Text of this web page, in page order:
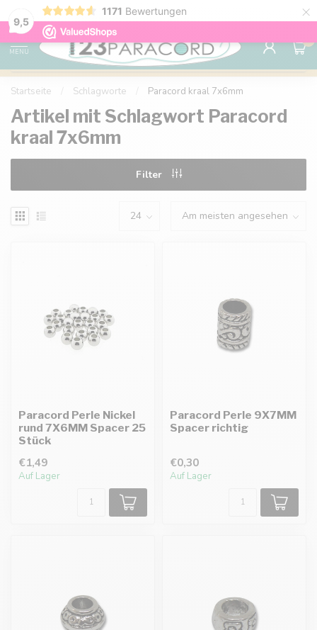
9,5
1171 Bewertungen ×
Kostenlose Lieferung nach Hause ab 150 €
MENU
0
Startseite Schlagworte Paracord kraal 7x6mm
Artikel mit Schlagwort Paracord
kraal 7x6mm
Filter
Paracord Perle Nickel
rund 7X6MM Spacer 25
Stück
€1,49
Auf Lager
Paracord Perle 9X7MM
Spacer richtig
€0,30
Auf Lager